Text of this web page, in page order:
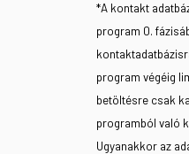
*A kontakt
program 0.
program végéig
betöltésre csak
programból való
Ugyanakkor az